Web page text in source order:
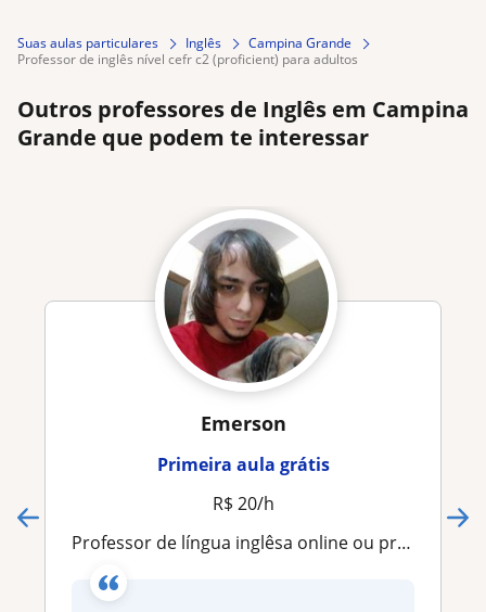
Suas aulas particulares Inglês
Campina Grande
professor de inglês nível cefr c2 (proficient) para adultos
Outros professores de Inglês em Campina
Grande que podem te interessar
Emerson
Primeira aula grátis
R$ 20/h
Professor de língua inglêsa online ou presencial